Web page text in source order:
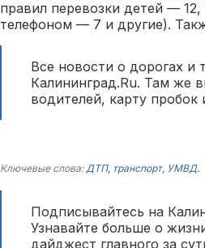
правил перевозки детей —
телефоном — 7 и другие).
Все новости о дорогах и
Калининград.Ru. Там же
водителей, карту
Ключевые слова:ДТП, транспорт, УМВД.
Подписывайтесь на
Узнавайте больше о
дайджест главного за